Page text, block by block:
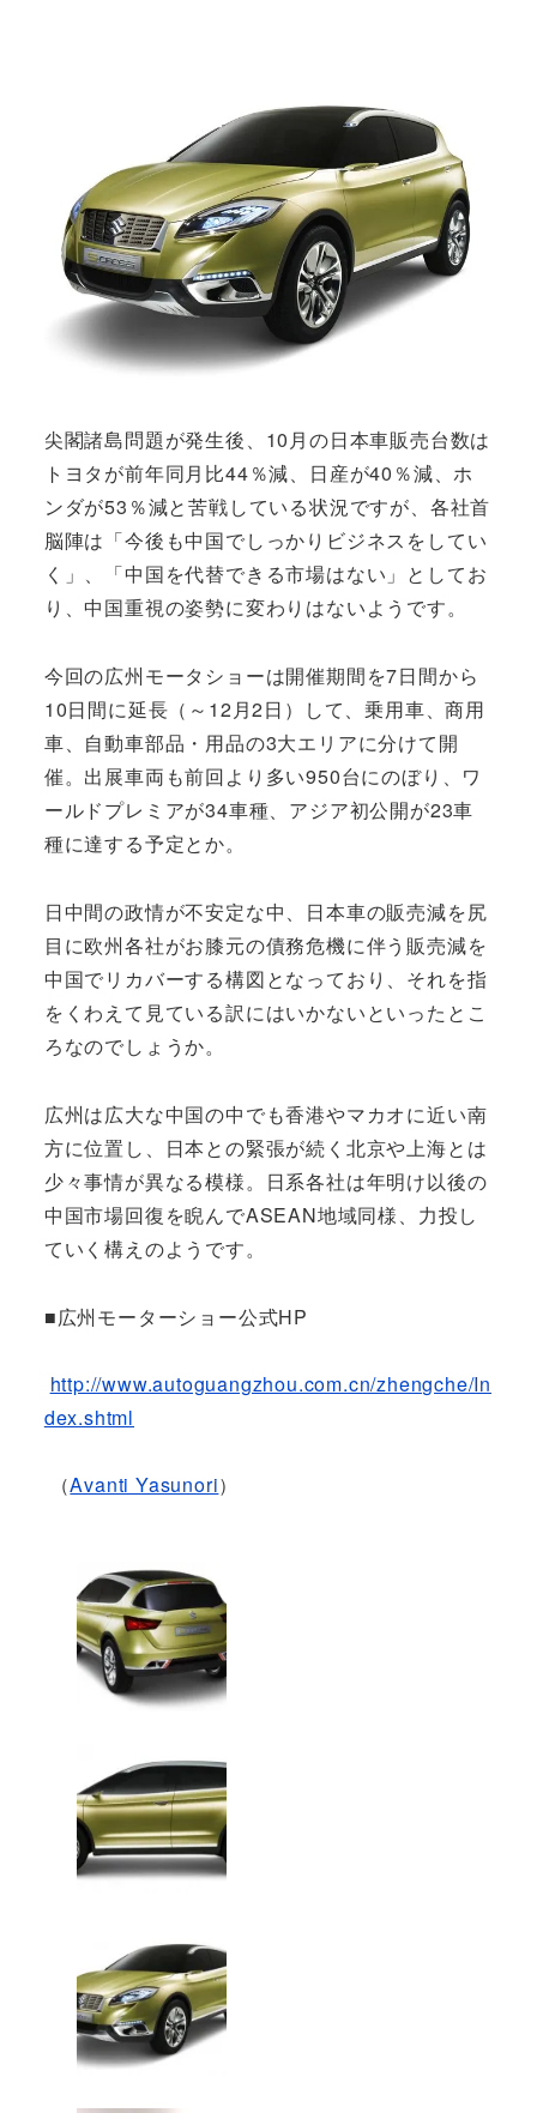
尖閣諸島問題が発生後、10月の日本車販売台数は
トヨタが前年同月比44％減、日産が40％減、ホ
ンダが53％減と苦戦している状況ですが、各社首
脳陣は「今後も中国でしっかりビジネスをしてい
く」、「中国を代替できる市場はない」としてお
り、中国重視の姿勢に変わりはないようです。
今回の広州モータショーは開催期間を7日間から
10日間に延長（～12月2日）して、乗用車、商用
車、自動車部品・用品の3大エリアに分けて開
催。出展車両も前回より多い950台にのぼり、ワ
ールドプレミアが34車種、アジア初公開が23車
種に達する予定とか。
日中間の政情が不安定な中、日本車の販売減を尻
目に欧州各社がお膝元の債務危機に伴う販売減を
中国でリカバーする構図となっており、それを指
をくわえて見ている訳にはいかないといったとこ
ろなのでしょうか。
広州は広大な中国の中でも香港やマカオに近い南
方に位置し、日本との緊張が続く北京や上海とは
少々事情が異なる模様。日系各社は年明け以後の
中国市場回復を睨んでASEAN地域同様、力投し
ていく構えのようです。
■広州モーターショー公式HP
http://www.autoguangzhou.com.cn/zhengche/In
dex.shtml
（Avanti Yasunori）